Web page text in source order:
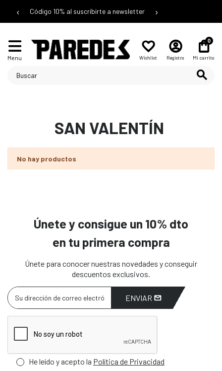
‹ Código 10% al suscribirte a newsletter ›
Menu Wishlist Registro
0
Mi carrito
SAN VALENTÍN
No hay productos
Únete y consigue un 10% dto
en tu primera compra
Únete para conocer nuestras novedades y conseguir
descuentos exclusivos.
ENVIAR
He leído y acepto la Política de Privacidad